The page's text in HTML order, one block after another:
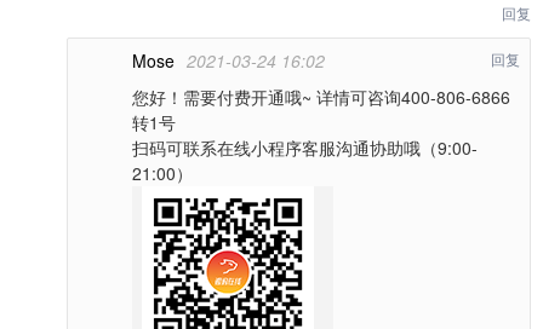
回复
Mose 2021-03-24 16:02
您好！需要付费开通哦~ 详情可咨询400-806-6866
转1号
扫码可联系在线小程序客服沟通协助哦（9:00-
21:00）
回复